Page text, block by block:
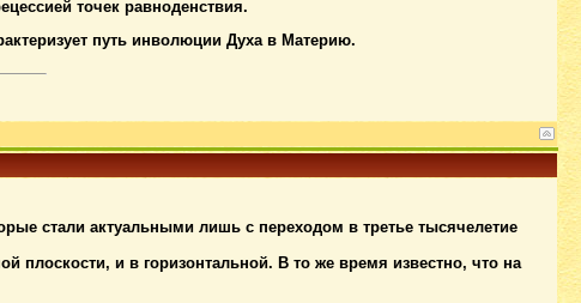
точек равноденствия.
путь инволюции Духа в Материю.
стали актуальными лишь с переходом в третье тысячелетие
плоскости, и в горизонтальной. В то же время известно, что на